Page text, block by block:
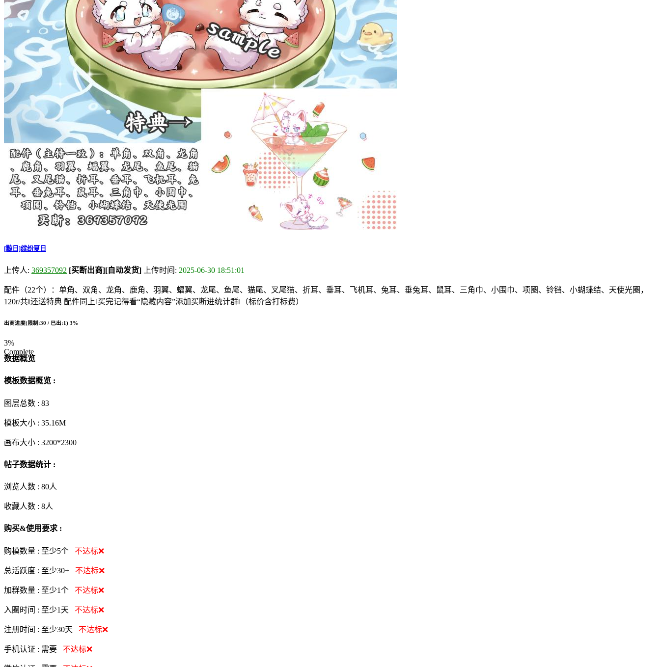
[黥日]缤纷夏日
上传人: 369357092 [买断出商][自动发货] 上传时间: 2025-06-30 18:51:01
配件（22个）：单角、双角、龙角、鹿角、羽翼、蝠翼、龙尾、鱼尾、猫尾、叉尾猫、折耳、垂耳、飞机耳、兔耳、垂兔耳、鼠耳、三角巾、小围巾、项圈、铃铛、小蝴蝶结、天使光圈，
120r/共‖还送特典 配件同上‖买完记得看“隐藏内容”添加买断进统计群‖（标价含打标费）
出商进度(限制:30 / 已出:1) 3%
3%
Complete
数据概览
模板数据概览 :
图层总数 : 83
模板大小 : 35.16M
画布大小 : 3200*2300
帖子数据统计 :
浏览人数 : 80人
收藏人数 : 8人
购买&使用要求 :
购模数量 : 至少5个 不达标❌
总活跃度 : 至少30+ 不达标❌
加群数量 : 至少1个 不达标❌
入圈时间 : 至少1天 不达标❌
注册时间 : 至少30天 不达标❌
手机认证 : 需要 不达标❌